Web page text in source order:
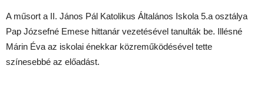
A műsort a II. János Pál Katolikus Általános Iskola 5.a osztálya
Pap Józsefné Emese hittanár vezetésével tanulták be. Illésné
Márin Éva az iskolai énekkar közreműködésével tette
színesebbé az előadást.